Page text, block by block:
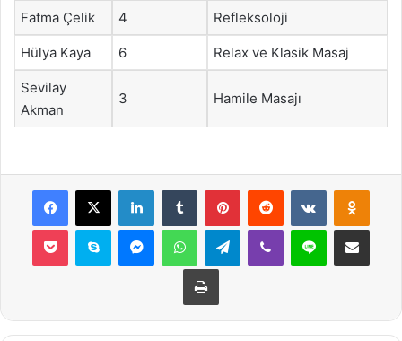
Fatma Çelik 4 Refleksoloji
Hülya Kaya 6 Relax ve Klasik Masaj
Sevilay
Akman
3 Hamile Masajı
Facebook
X LinkedInTumblr PinterestReddit VKontakte
Pocket Skype MessengerWhatsAppTelegramViber Line E-Posta ile
Yazdır